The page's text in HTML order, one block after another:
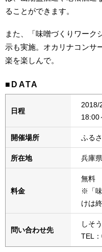
ることができます。
また、「味噌づくりワーク
示も実施。オカリナコンサ
楽を楽しんで。
■DATA
日程
2018/
18:00
開催場所 ふる
所在地 兵庫
料金
無料
※「
けは
問い合わせ先
しそ
TEL